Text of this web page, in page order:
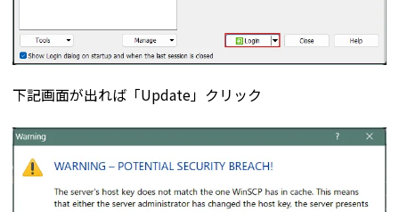
下記画面が出れば「Update」クリック